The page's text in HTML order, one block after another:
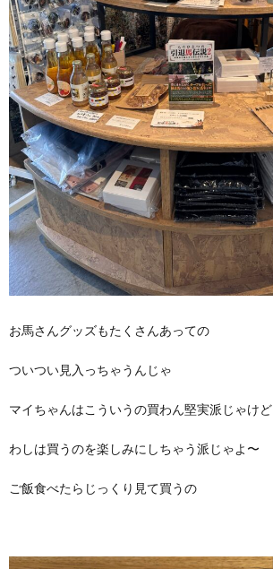
お馬さんグッズもたくさんあっての
ついつい見入っちゃうんじゃ
マイちゃんはこういうの買わん堅実派じゃけど
わしは買うのを楽しみにしちゃう派じゃよ〜
ご飯食べたらじっくり見て買うの